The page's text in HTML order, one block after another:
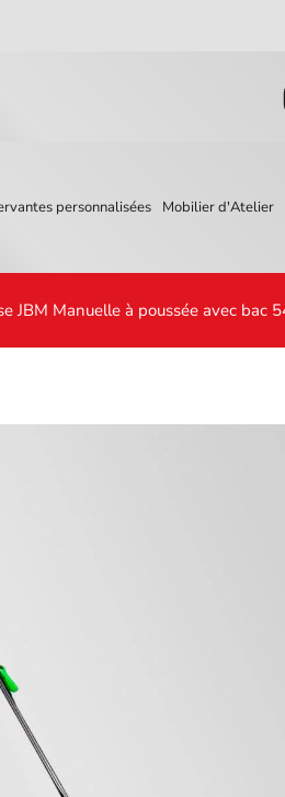
personnalisées Mobilier d'Atelier
JBM Manuelle à poussée avec bac